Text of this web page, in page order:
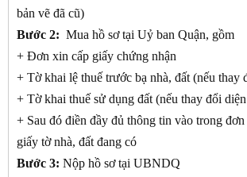
bản vẽ đã cũ)
Bước 2: Mua hồ sơ tại Uỷ ban Quận, gồm
+ Đơn xin cấp giấy chứng nhận
+ Tờ khai lệ thuế trước bạ nhà, đất (nếu thay
+ Tờ khai thuế sử dụng đất (nếu thay đổi
+ Sau đó điền đầy đủ thông tin vào trong
giấy tờ nhà, đất đang có
Bước 3: Nộp hồ sơ tại UBNDQ